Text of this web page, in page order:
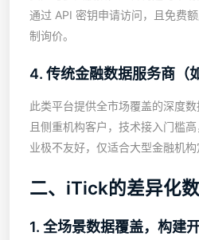
通过 API 密钥申请访问，且免费
制询价。
4. 传统金融数据服务商（
此类平台提供全市场覆盖的深度数
且侧重机构客户，技术接入门槛
业极不友好，仅适合大型金融机构
二、iTick的差异化
1. 全场景数据覆盖，构建